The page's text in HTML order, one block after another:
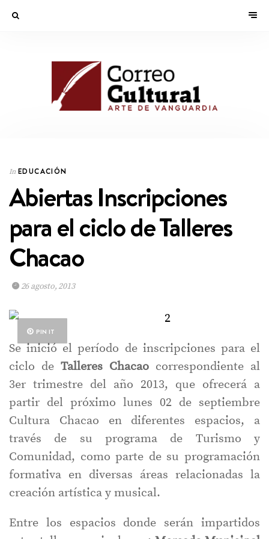
In EDUCACIÓN
Abiertas Inscripciones
para el ciclo de Talleres
Chacao
26 agosto, 2013
PIN IT
Se inició el período de inscripciones para el
ciclo de Talleres Chacao correspondiente al
3er trimestre del año 2013, que ofrecerá a
partir del próximo lunes 02 de septiembre
Cultura Chacao en diferentes espacios, a
través de su programa de Turismo y
Comunidad, como parte de su programación
formativa en diversas áreas relacionadas la
creación artística y musical.
Entre los espacios donde serán impartidos